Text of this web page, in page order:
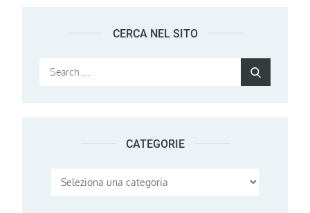
CERCA NEL SITO
Search
CATEGORIE
Categorie